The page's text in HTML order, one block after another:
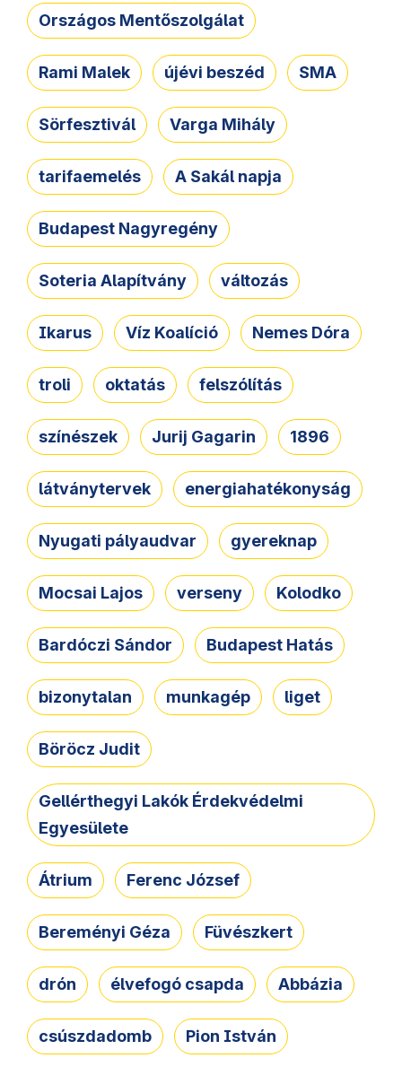
Országos Mentőszolgálat
Rami Malek újévi beszéd SMA
Sörfesztivál Varga Mihály
tarifaemelés A Sakál napja
Budapest Nagyregény
Soteria Alapítvány változás
Ikarus Víz Koalíció Nemes Dóra
troli oktatás felszólítás
színészek Jurij Gagarin 1896
látványtervek energiahatékonyság
Nyugati pályaudvar gyereknap
Mocsai Lajos verseny Kolodko
Bardóczi Sándor Budapest Hatás
bizonytalan munkagép liget
Böröcz Judit
Gellérthegyi Lakók Érdekvédelmi
Egyesülete
Átrium Ferenc József
Bereményi Géza Füvészkert
drón élvefogó csapda Abbázia
csúszdadomb Pion István